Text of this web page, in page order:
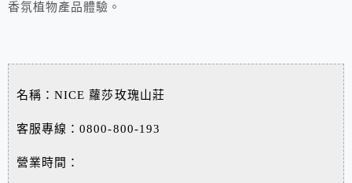
香氛植物產品體驗。
名稱：NICE 蘿莎玫瑰山莊
客服專線：0800-800-193
營業時間：